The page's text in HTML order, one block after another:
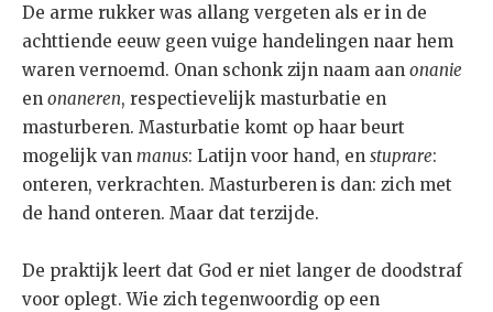
De arme rukker was allang vergeten als er in de
achttiende eeuw geen vuige handelingen naar hem
waren vernoemd. Onan schonk zijn naam aan onanie
en onaneren, respectievelijk masturbatie en
masturberen. Masturbatie komt op haar beurt
mogelijk van manus: Latijn voor hand, en stuprare:
onteren, verkrachten. Masturberen is dan: zich met
de hand onteren. Maar dat terzijde.
De praktijk leert dat God er niet langer de doodstraf
voor oplegt. Wie zich tegenwoordig op een